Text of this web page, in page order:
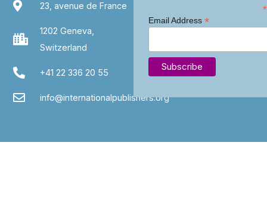
23, avenue de France
1202 Geneva,
Switzerland
+41 22 336 20 55
info@internationalpublishers.org
*
Email Address *